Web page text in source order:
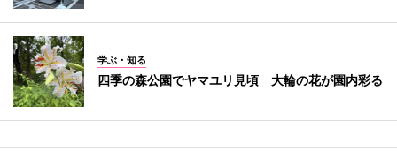
学ぶ・知る
四季の森公園でヤマユリ見頃 大輪の花が園内彩る